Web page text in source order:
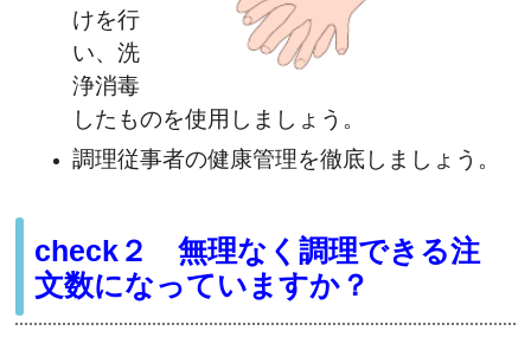
けを行
い、洗
浄消毒
したものを使用しましょう。
調理従事者の健康管理を徹底しましょう。
check２ 無理なく調理できる注
文数になっていますか？